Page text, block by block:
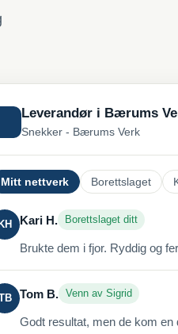
Leverandør i Bærums
Snekker - Bærums Verk
Mitt nettverk Borettslaget
KH Kari H. Borettslaget ditt
Brukte dem i fjor. Ryddig og
Tom B. Venn av Sigrid
Godt resultat, men de kom en